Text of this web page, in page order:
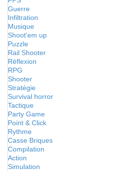
Guerre
Infiltration
Musique
Shoot'em up
Puzzle
Rail Shooter
Réflexion
RPG
Shooter
Stratégie
Survival horror
Tactique
Party Game
Point & Click
Rythme
Casse Briques
Compilation
Action
Simulation